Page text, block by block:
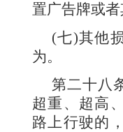
置广告牌或者
(七)其他
为。
第二十八
超重、超高
路上行驶的